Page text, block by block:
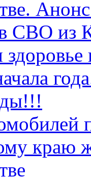
СВО из
краю